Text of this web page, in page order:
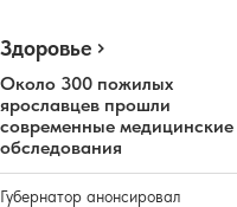
Здоровье
Около 300 пожилых
ярославцев прошли
современные медицинские
обследования
Губернатор анонсировал